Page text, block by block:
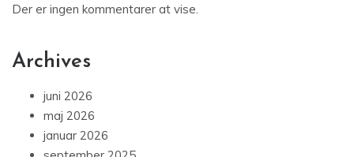
Der er ingen kommentarer at vise.
Archives
juni 2026
maj 2026
januar 2026